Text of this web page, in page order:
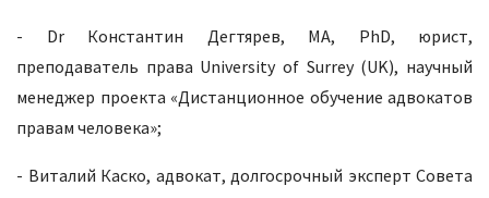
- Dr Константин Дегтярев, MA, PhD, юрист,
преподаватель права University of Surrey (UK), научный
менеджер проекта «Дистанционное обучение адвокатов
правам человека»;
- Виталий Каско, адвокат, долгосрочный эксперт Совета